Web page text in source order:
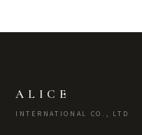
ALICE
INTERNATIONAL CO., LTD